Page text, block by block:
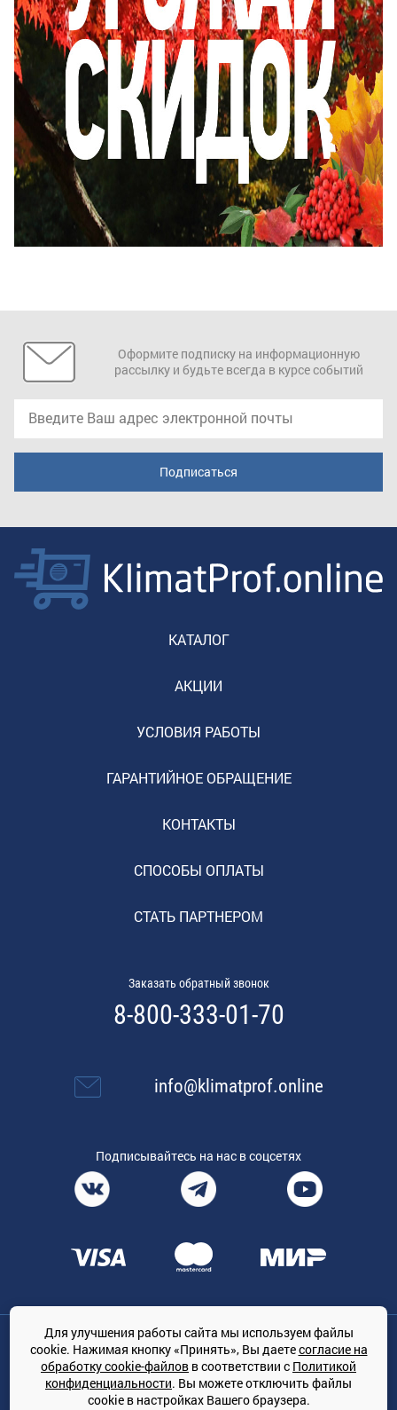
Оформите подписку на информационную
рассылку и будьте всегда в курсе событий
КАТАЛОГ
АКЦИИ
УСЛОВИЯ РАБОТЫ
ГАРАНТИЙНОЕ ОБРАЩЕНИЕ
КОНТАКТЫ
СПОСОБЫ ОПЛАТЫ
СТАТЬ ПАРТНЕРОМ
Заказать обратный звонок
8-800-333-01-70
info@klimatprof.online
Подписывайтесь на нас в соцсетях
Общество с ограниченной ответственностью «ТРЕЙДКОН», ОГРН:
1167847364079, 197022, г. Санкт-Петербург, проспект Медиков, 7
КЛИМАТПРОФ.ONLINE - оптовая продажа кондиционеров и
климатической техники на территории РФ
Для улучшения работы сайта мы используем файлы
cookie. Нажимая кнопку «Принять», Вы даетесогласие на
обработку cookie-файлов в соответствии с Политикой
конфиденциальности. Вы можете отключить файлы
cookie в настройках Вашего браузера.